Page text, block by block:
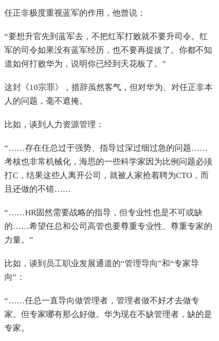
任正非极度重视蓝军的作用，他曾说：
“要想升官先到蓝军去，不把红军打败就不要升司令。红
军的司令如果没有蓝军经历，也不要再提拔了。你都不知
道如何打败华为，说明你已经到天花板了。”
这封《10宗罪》，措辞虽然客气，但对华为、对任正非本
人的问题，毫不遮掩。
比如，谈到人力资源管理：
“……存在任总过于强势、指导过深过细过急的问题……
考核也非常机械化，海思的一些科学家因为比例问题必须
打C，结果这些人离开公司，就被人家抢着聘为CTO，而
且还做的不错……
“……HR固然需要战略的指导，但专业性也是不可或缺
的……希望任总和公司高管也要尊重专业性、尊重专家的
力量。”
比如，谈到员工职业发展通道的“管理导向”和“专家导
向”：
“……任总一直导向做管理者，管理者做不好才去做专
家。但专家哪有那么好做。华为现在不缺管理者，缺的是
专家。